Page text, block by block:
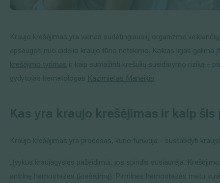
Kraujo krešėjimas yra vienas sudėtingiausių organizme
apsaugoti nuo didelio kraujo tūrio netekimo. Kokias ligas
krešėjimo tyrimas ir kaip sumažinti krešulių susidarymo riziką –
gydytojas hematologas Kazimieras Maneikis
Kas yra kraujo krešėjimas ir kaip
Kraujo krešėjimas yra procesas, kurio funkcija – sustabdyti
„Įvykus kraujagyslės pažeidimui, jos spindis susiaurėja.
antrinę hemostazes (krešėjimą). Pirminės hemostazės metu
Mamologija (Krūtų onkochirurgija)
Hila paslaugos